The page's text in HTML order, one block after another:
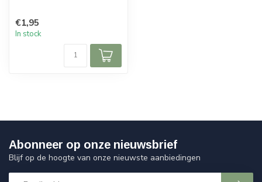
€1,95
In stock
Abonneer op onze nieuwsbrief
Blijf op de hoogte van onze nieuwste aanbiedingen